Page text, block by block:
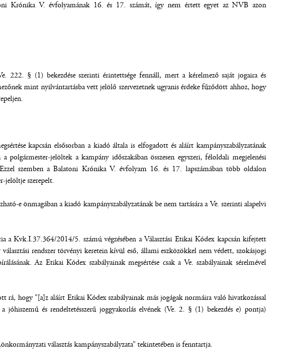
Krónika V. évfolyamának 16. és 17. számát, így nem értett egyet az NVB azon
§ (1) bekezdése szerinti érintettsége fennáll, mert a kérelmező saját jogaira és
mint nyilvántartásba vett jelölő szervezetnek ugyanis érdeke fűződött ahhoz, hogy
kapcsán elsősorban a kiadó általa is elfogadott és aláírt kampányszabályzatának
jelöltek a kampány időszakában összesen egyszeri, féloldali megjelenési
szemben a Balatoni Krónika V. évfolyam 16. és 17. lapszámában több oldalon
jelöltje szerepelt.
e önmagában a kiadó kampányszabályzatának be nem tartására a Ve. szerinti alapelvi
a Kvk.I.37.364/2014/5. számú végzésében a Választási Etikai Kódex kapcsán kifejtett
rendszer törvényi keretein kívül eső, állami eszközökkel nem védett, szokásjogi
Az Etikai Kódex szabályainak megsértése csak a Ve. szabályainak sérelmével
hogy "[a]z aláírt Etikai Kódex szabályainak más jogágak normáira való hivatkozással
és rendeltetésszerű joggyakorlás elvének (Ve. 2. § (1) bekezdés e) pontja)
választás kampányszabályzata” tekintetében is fenntartja.